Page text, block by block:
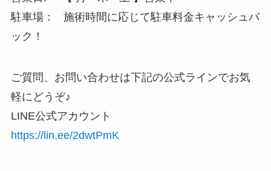
駐車場： 施術時間に応じて駐車料金キャッシュバ
ック！
ご質問、お問い合わせは下記の公式ラインでお気
軽にどうぞ♪
LINE公式アカウント
https://lin.ee/2dwtPmK